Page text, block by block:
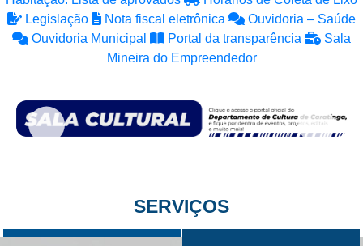
Legislação
Nota fiscal eletrônica
Ouvidoria – Saúde
Ouvidoria Municipal
Portal da transparência
Sala
Mineira do Empreendedor
SERVIÇOS